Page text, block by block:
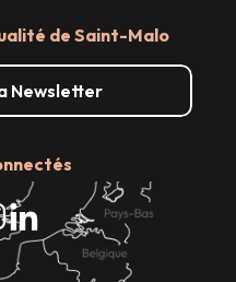
de Saint-Malo
Newsletter